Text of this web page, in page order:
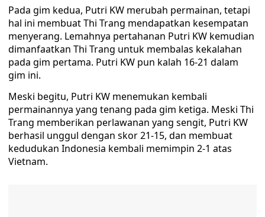
Pada gim kedua, Putri KW merubah permainan, tetapi
hal ini membuat Thi Trang mendapatkan kesempatan
menyerang. Lemahnya pertahanan Putri KW kemudian
dimanfaatkan Thi Trang untuk membalas kekalahan
pada gim pertama. Putri KW pun kalah 16-21 dalam
gim ini.
Meski begitu, Putri KW menemukan kembali
permainannya yang tenang pada gim ketiga. Meski Thi
Trang memberikan perlawanan yang sengit, Putri KW
berhasil unggul dengan skor 21-15, dan membuat
kedudukan Indonesia kembali memimpin 2-1 atas
Vietnam.